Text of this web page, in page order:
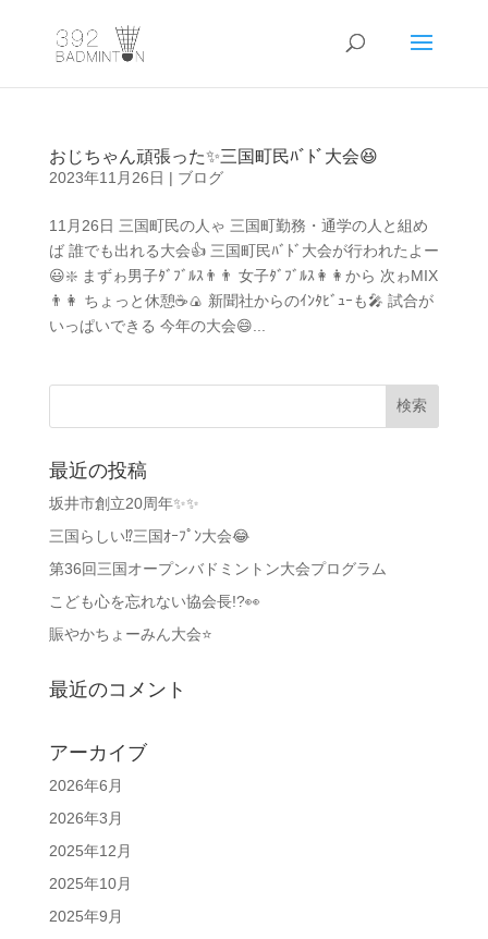
おじちゃん頑張った✨三国町民ﾊﾞﾄﾞ大会😆
2023年11月26日 | ブログ
11月26日 三国町民の人ゃ 三国町勤務・通学の人と組め
ば 誰でも出れる大会👍 三国町民ﾊﾞﾄﾞ大会が行われたよー
😃❇️ まずゎ男子ﾀﾞﾌﾞﾙｽ👨👨 女子ﾀﾞﾌﾞﾙｽ👩👩から 次ゎMIX
👨👩 ちょっと休憩☕🍙 新聞社からのｲﾝﾀﾋﾞｭｰも🎤 試合が
いっぱいできる 今年の大会😄...
最近の投稿
坂井市創立20周年✨✨
三国らしい⁉️三国ｵｰﾌﾟﾝ大会😂
第36回三国オープンバドミントン大会プログラム
こども心を忘れない協会長!?👀
賑やかちょーみん大会⭐
最近のコメント
アーカイブ
2026年6月
2026年3月
2025年12月
2025年10月
2025年9月